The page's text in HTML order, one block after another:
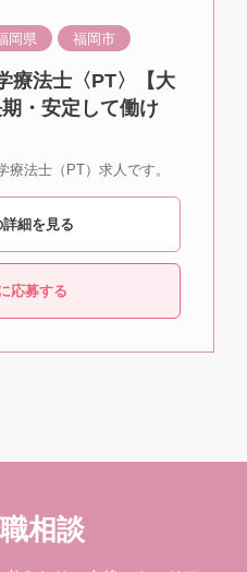
岡県 福岡市
療法士〈PT〉【大
・安定して働け
療法士（PT）求人です。
細を見る
応募する
相談